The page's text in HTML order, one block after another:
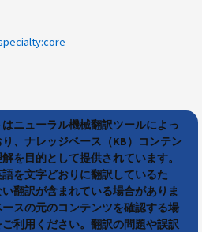
ニューラル機械翻訳ツールによっ
、ナレッジベース（KB）コンテン
を目的として提供されています。
を文字どおりに翻訳しているた
翻訳が含まれている場合がありま
スの元のコンテンツを確認する場
利用ください。翻訳の問題や誤訳